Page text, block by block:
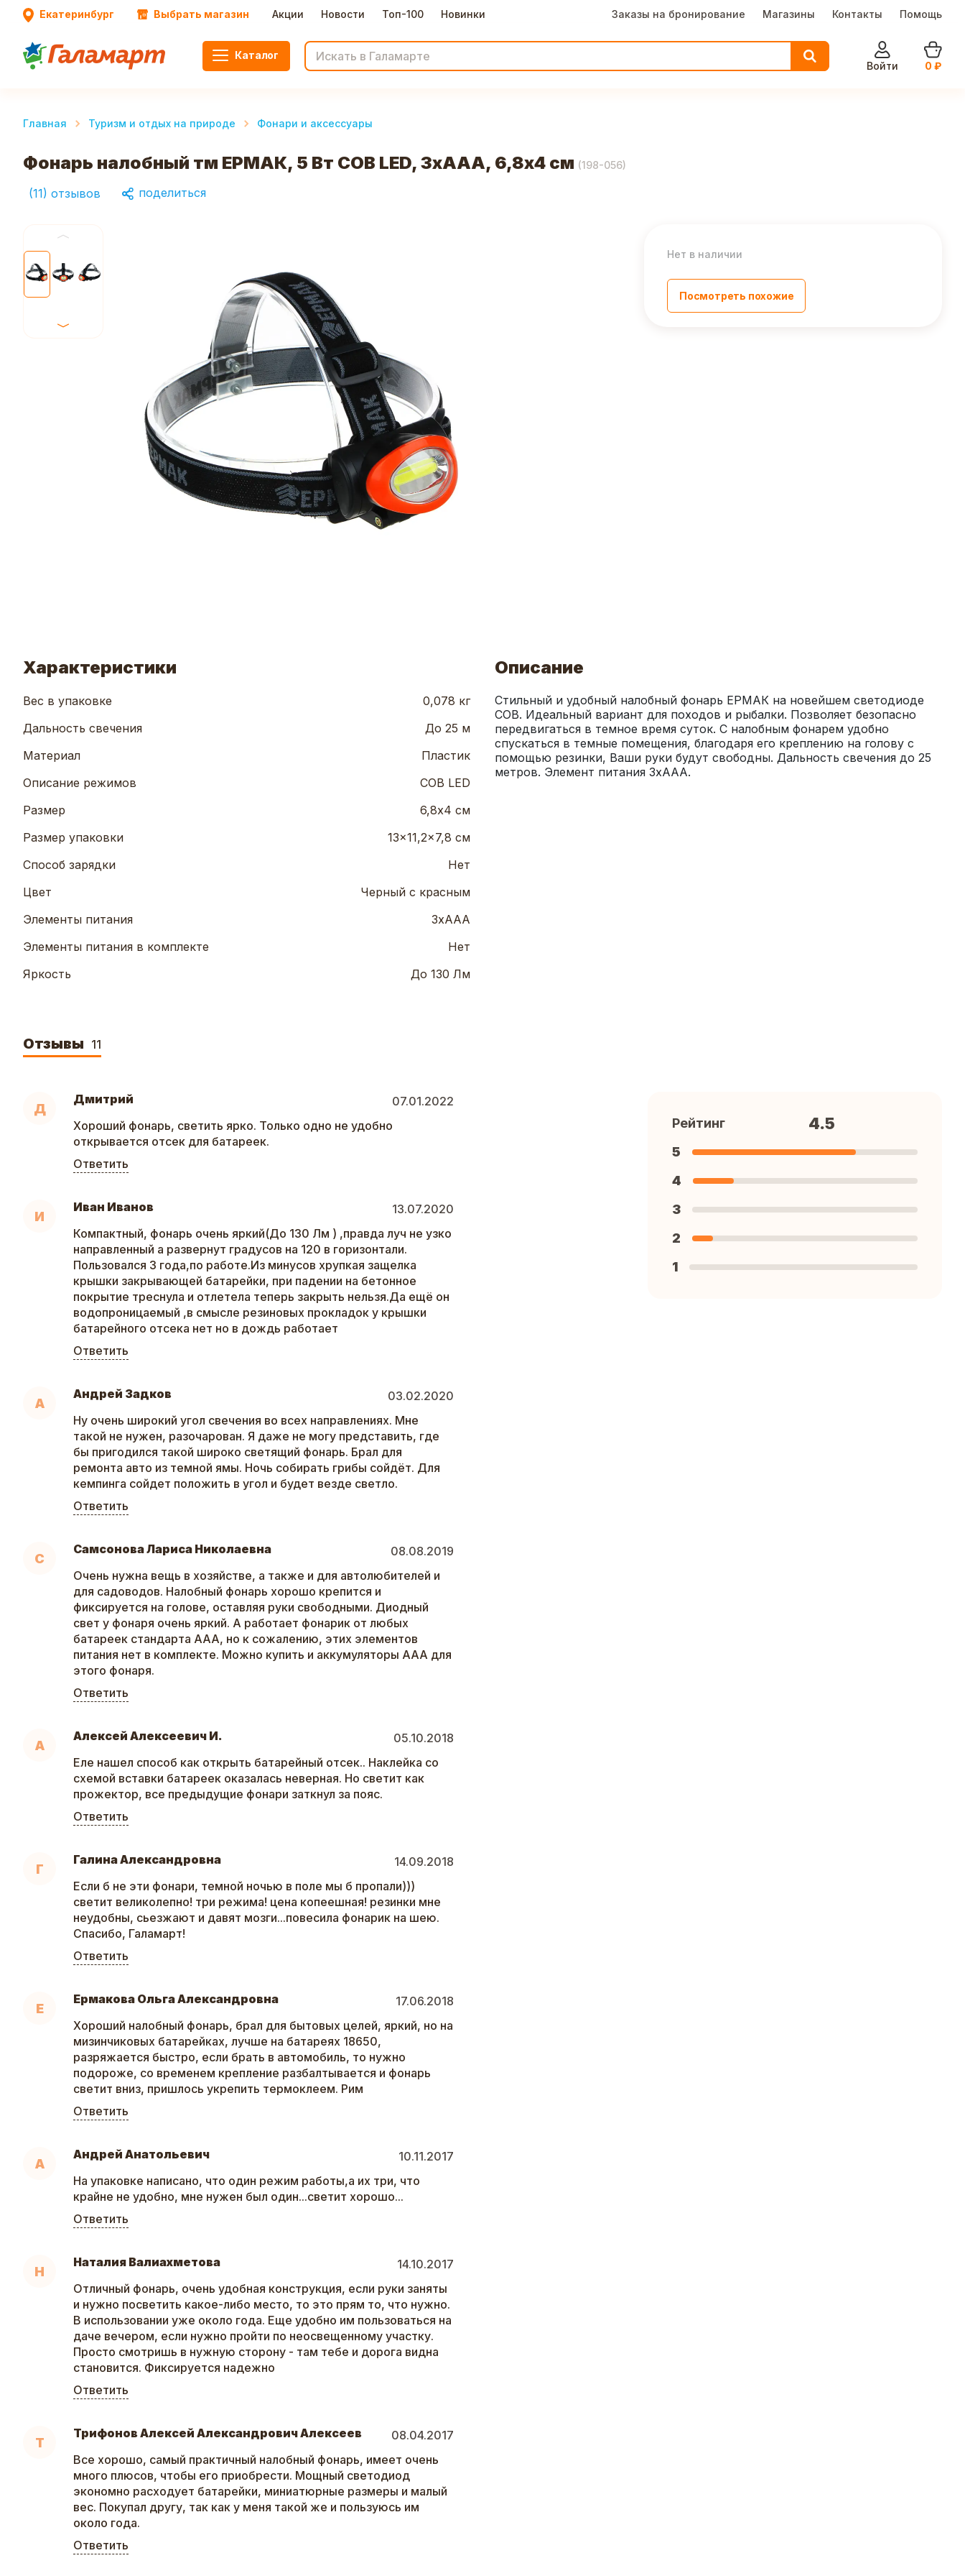
Екатеринбург Выбрать магазин Акции Новости Топ-100 Новинки Заказы на бронирование Магазины Контакты Помощь
Каталог
Войти
0 ₽
Главная Туризм и отдых на природе Фонари и аксессуары
Фонарь налобный тм ЕРМАК, 5 Вт COB LED, 3xAAA, 6,8х4 см (198-056)
(11) отзывов поделиться
Нет в наличии
Посмотреть похожие
Характеристики
Вес в упаковке
0,078 кг
Дальность свечения
До 25 м
Материал
Пластик
Описание режимов
COB LED
Размер
6,8х4 см
Размер упаковки
13x11,2x7,8 см
Способ зарядки
Нет
Цвет
Черный с красным
Элементы питания
3хААА
Элементы питания в комплекте
Нет
Яркость
До 130 Лм
Описание
Стильный и удобный налобный фонарь ЕРМАК на новейшем светодиоде
COB. Идеальный вариант для походов и рыбалки. Позволяет безопасно
передвигаться в темное время суток. С налобным фонарем удобно
спускаться в темные помещения, благодаря его креплению на голову с
помощью резинки, Ваши руки будут свободны. Дальность свечения до 25
метров. Элемент питания 3хААА.
Отзывы 11
Д
Дмитрий
07.01.2022
Хороший фонарь, светить ярко. Только одно не удобно
открывается отсек для батареек.
Ответить
И
Иван Иванов
13.07.2020
Компактный, фонарь очень яркий(До 130 Лм ) ,правда луч не узко
направленный а развернут градусов на 120 в горизонтали.
Пользовался 3 года,по работе.Из минусов хрупкая защелка
крышки закрывающей батарейки, при падении на бетонное
покрытие треснула и отлетела теперь закрыть нельзя.Да ещё он
водопроницаемый ,в смысле резиновых прокладок у крышки
батарейного отсека нет но в дождь работает
Ответить
А
Андрей Задков
03.02.2020
Ну очень широкий угол свечения во всех направлениях. Мне
такой не нужен, разочарован. Я даже не могу представить, где
бы пригодился такой широко светящий фонарь. Брал для
ремонта авто из темной ямы. Ночь собирать грибы сойдёт. Для
кемпинга сойдет положить в угол и будет везде светло.
Ответить
С
Самсонова Лариса Николаевна
08.08.2019
Очень нужна вещь в хозяйстве, а также и для автолюбителей и
для садоводов. Налобный фонарь хорошо крепится и
фиксируется на голове, оставляя руки свободными. Диодный
свет у фонаря очень яркий. А работает фонарик от любых
батареек стандарта ААА, но к сожалению, этих элементов
питания нет в комплекте. Можно купить и аккумуляторы ААА для
этого фонаря.
Ответить
А
Алексей Алексеевич И.
05.10.2018
Еле нашел способ как открыть батарейный отсек.. Наклейка со
схемой вставки батареек оказалась неверная. Но светит как
прожектор, все предыдущие фонари заткнул за пояс.
Ответить
Г
Галина Александровна
14.09.2018
Если б не эти фонари, темной ночью в поле мы б пропали)))
светит великолепно! три режима! цена копеешная! резинки мне
неудобны, сьезжают и давят мозги...повесила фонарик на шею.
Спасибо, Галамарт!
Ответить
Е
Ермакова Ольга Александровна
17.06.2018
Хороший налобный фонарь, брал для бытовых целей, яркий, но на
мизинчиковых батарейках, лучше на батареях 18650,
разряжается быстро, если брать в автомобиль, то нужно
подороже, со временем крепление разбалтывается и фонарь
светит вниз, пришлось укрепить термоклеем. Рим
Ответить
А
Андрей Анатольевич
10.11.2017
На упаковке написано, что один режим работы,а их три, что
крайне не удобно, мне нужен был один...светит хорошо...
Ответить
Н
Наталия Валиахметова
14.10.2017
Отличный фонарь, очень удобная конструкция, если руки заняты
и нужно посветить какое-либо место, то это прям то, что нужно.
В использовании уже около года. Еще удобно им пользоваться на
даче вечером, если нужно пройти по неосвещенному участку.
Просто смотришь в нужную сторону - там тебе и дорога видна
становится. Фиксируется надежно
Ответить
Т
Трифонов Алексей Александрович Алексеев
08.04.2017
Все хорошо, самый практичный налобный фонарь, имеет очень
много плюсов, чтобы его приобрести. Мощный светодиод
экономно расходует батарейки, миниатюрные размеры и малый
вес. Покупал другу, так как у меня такой же и пользуюсь им
около года.
Ответить
Рейтинг 4.5
5
4
3
2
1